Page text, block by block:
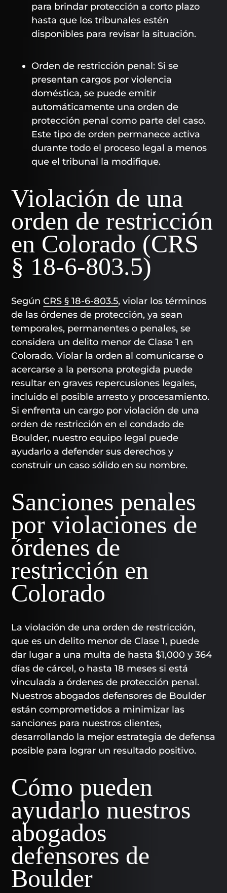
para brindar protección a corto plazo
hasta que los tribunales estén
disponibles para revisar la situación.
Orden de restricción penal: Si se
presentan cargos por violencia
doméstica, se puede emitir
automáticamente una orden de
protección penal como parte del caso.
Este tipo de orden permanece activa
durante todo el proceso legal a menos
que el tribunal la modifique.
Violación de una
orden de restricción
en Colorado (CRS
§ 18-6-803.5)
SegúnCRS § 18-6-803.5, violar los términos
de las órdenes de protección, ya sean
temporales, permanentes o penales, se
considera un delito menor de Clase 1 en
Colorado. Violar la orden al comunicarse o
acercarse a la persona protegida puede
resultar en graves repercusiones legales,
incluido el posible arresto y procesamiento.
Si enfrenta un cargo por violación de una
orden de restricción en el condado de
Boulder, nuestro equipo legal puede
ayudarlo a defender sus derechos y
construir un caso sólido en su nombre.
Sanciones penales
por violaciones de
órdenes de
restricción en
Colorado
La violación de una orden de restricción,
que es un delito menor de Clase 1, puede
dar lugar a una multa de hasta $1,000 y 364
días de cárcel, o hasta 18 meses si está
vinculada a órdenes de protección penal.
Nuestros abogados defensores de Boulder
están comprometidos a minimizar las
sanciones para nuestros clientes,
desarrollando la mejor estrategia de defensa
posible para lograr un resultado positivo.
Cómo pueden
ayudarlo nuestros
abogados
defensores de
Boulder